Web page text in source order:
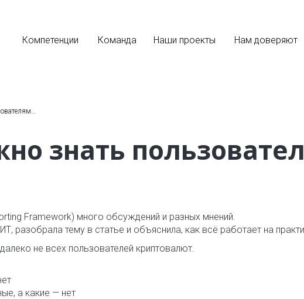
Компетенции Команда Наши проекты Нам доверяют
знать
Framework) много обсуждений и разных мнений.
разобрала тему в статье и объяснила, как всё работает на
не всех пользователей криптовалют.
а какие — нет